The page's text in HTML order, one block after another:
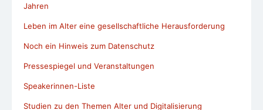
Jahren
Leben im Alter eine gesellschaftliche Herausforderung
Noch ein Hinweis zum Datenschutz
Pressespiegel und Veranstaltungen
Speakerinnen-Liste
Studien zu den Themen Alter und Digitalisierung